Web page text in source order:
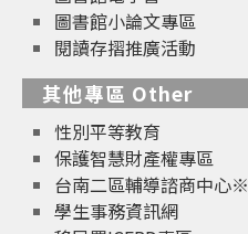
圖書館小論文專區
閱讀存摺推廣活動
其他專區 Other
性別平等教育
保護智慧財產權專區
台南二區輔導諮商中心※
學生事務資訊網